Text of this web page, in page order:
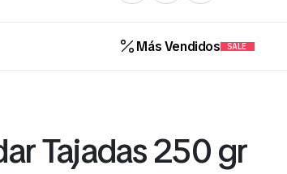
Más Vendidos SALE
Tajadas 250 gr